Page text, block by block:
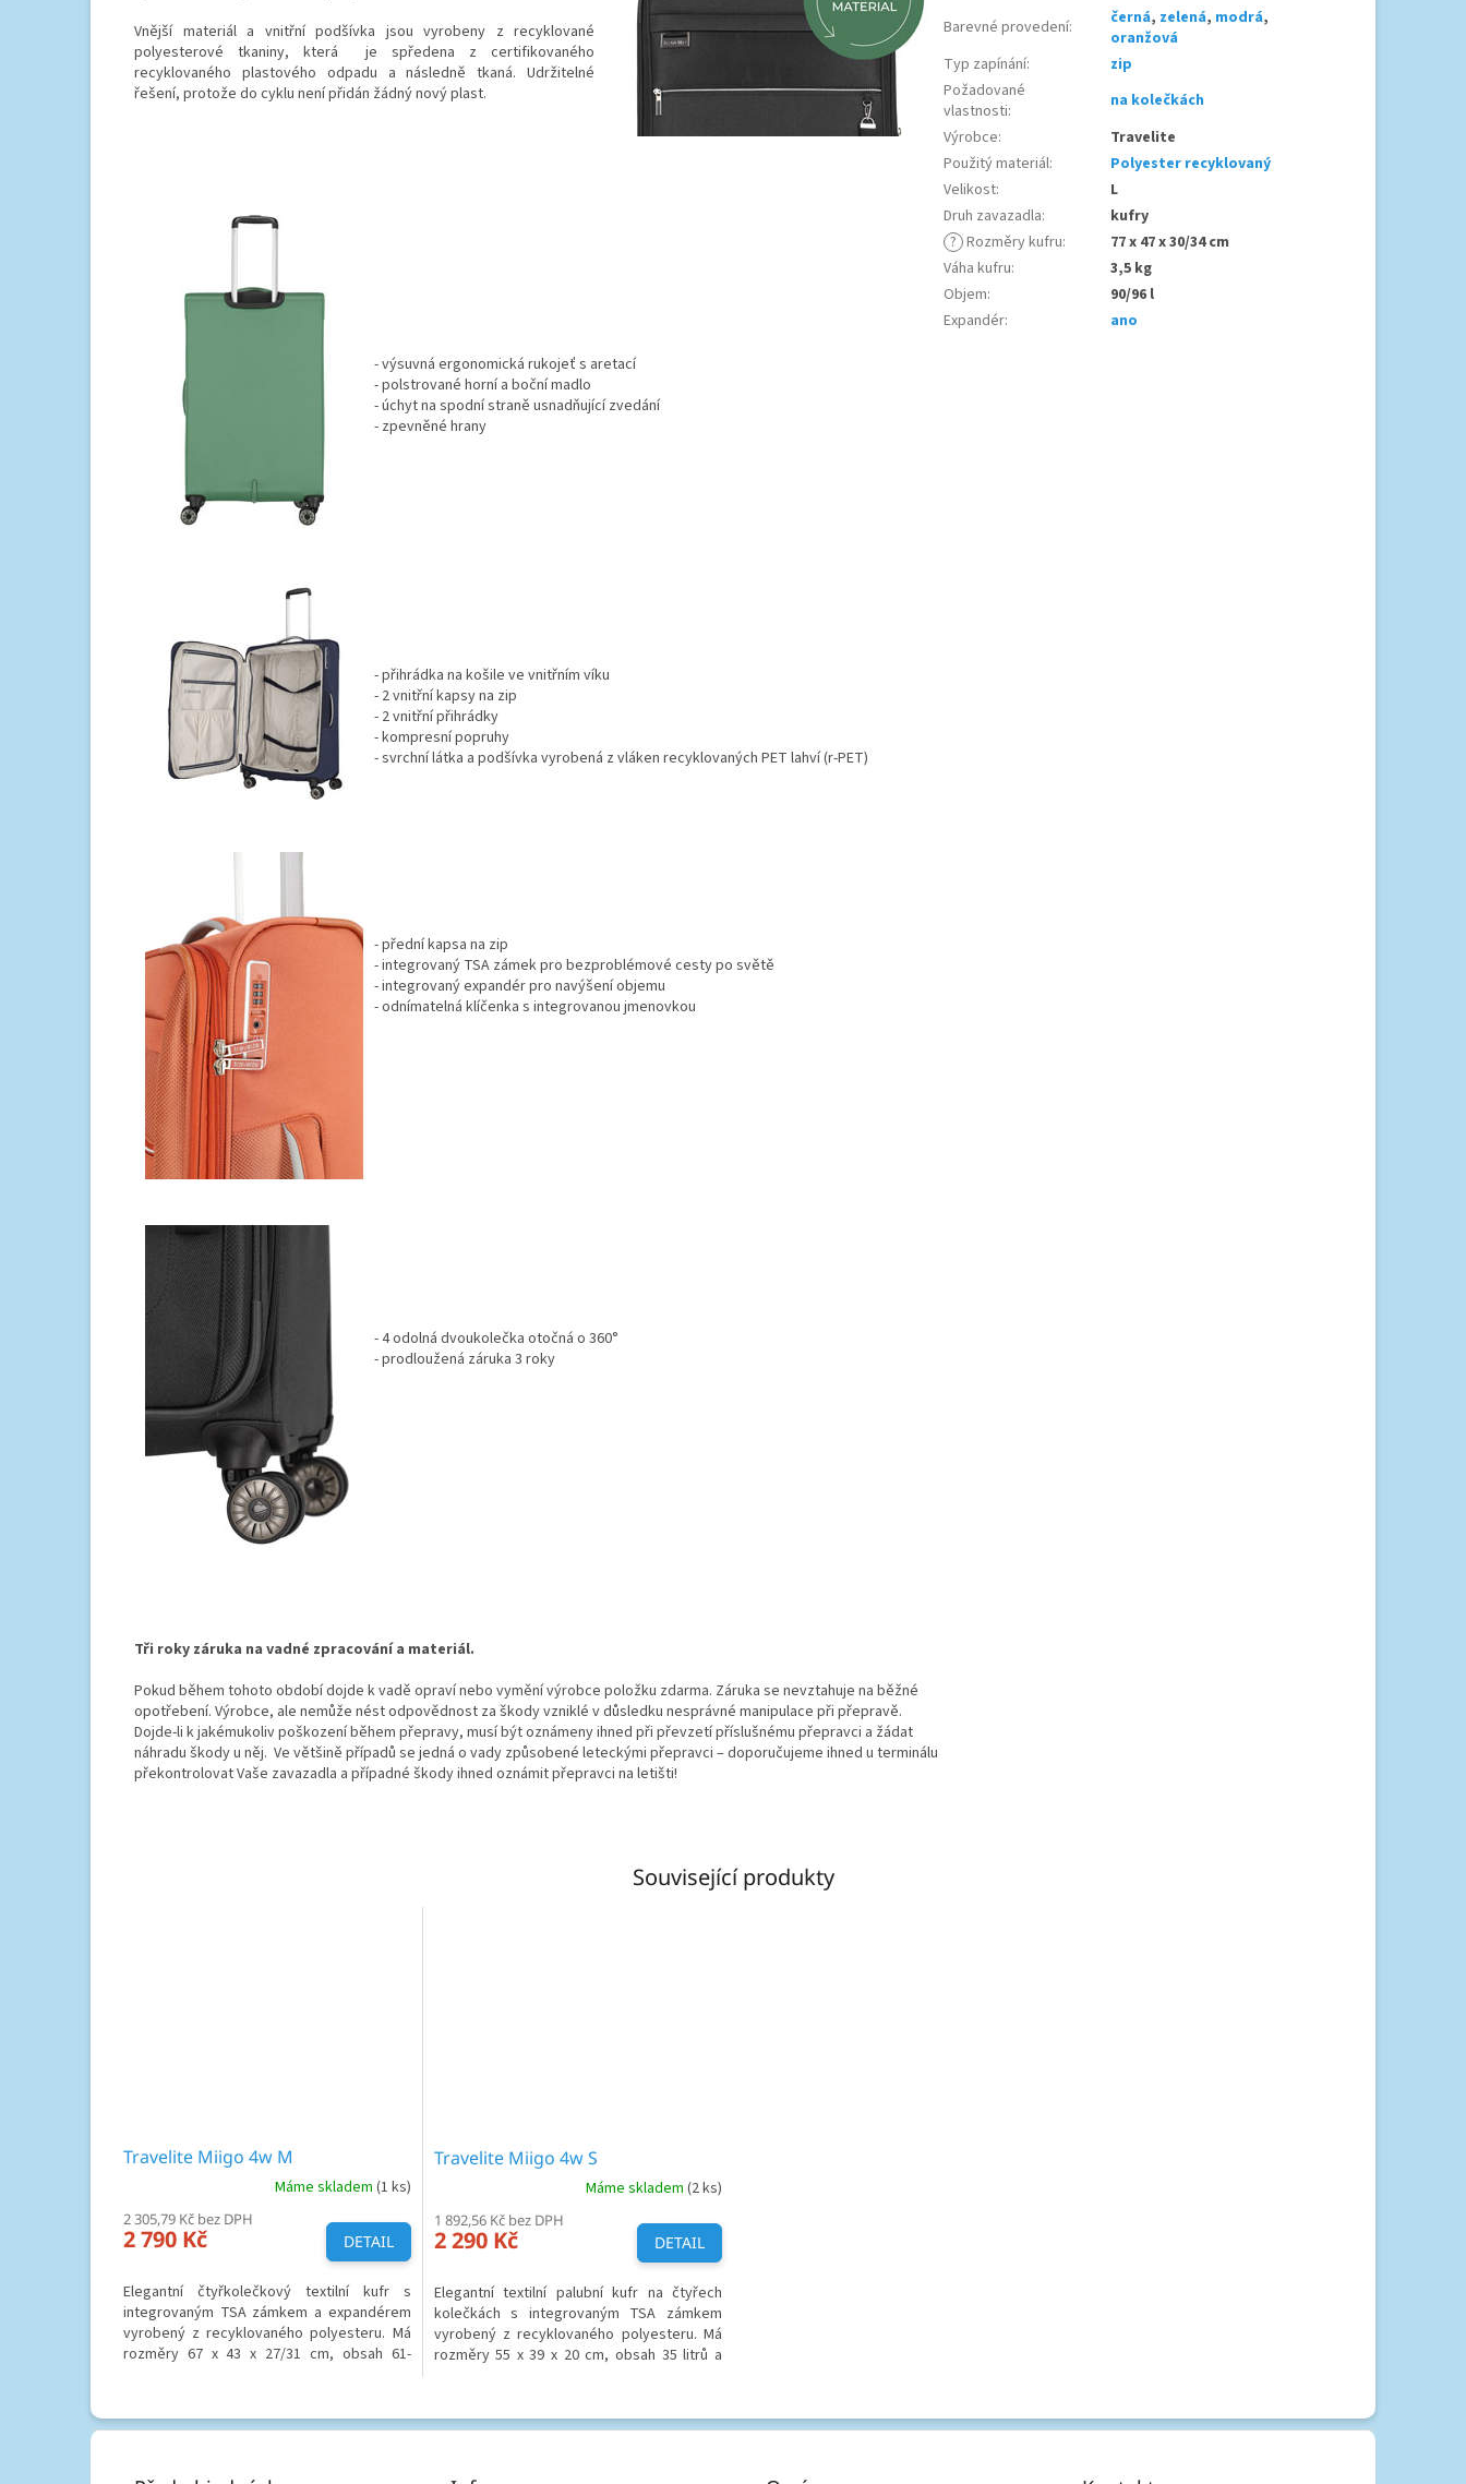
Související produkty
Travelite Miigo 4w M
Máme skladem (1 ks)
2 305,79 Kč bez DPH
2 790 Kč DETAIL
Elegantní čtyřkolečkový textilní kufr s
integrovaným TSA zámkem a expandérem
vyrobený z recyklovaného polyesteru. Má
rozměry 67 x 43 x 27/31 cm, obsah 61-
Travelite Miigo 4w S
Máme skladem (2 ks)
1 892,56 Kč bez DPH
2 290 Kč DETAIL
Elegantní textilní palubní kufr na čtyřech
kolečkách s integrovaným TSA zámkem
vyrobený z recyklovaného polyesteru. Má
rozměry 55 x 39 x 20 cm, obsah 35 litrů a
Vnější materiál a vnitřní podšívka jsou vyrobeny z recyklované
polyesterové tkaniny, která je spředena z certifikovaného
recyklovaného plastového odpadu a následně tkaná. Udržitelné
řešení, protože do cyklu není přidán žádný nový plast.
- výsuvná ergonomická rukojeť s aretací
- polstrované horní a boční madlo
- úchyt na spodní straně usnadňující zvedání
- zpevněné hrany
- přihrádka na košile ve vnitřním víku
- 2 vnitřní kapsy na zip
- 2 vnitřní přihrádky
- kompresní popruhy
- svrchní látka a podšívka vyrobená z vláken recyklovaných PET lahví (r-PET)
- přední kapsa na zip
- integrovaný TSA zámek pro bezproblémové cesty po světě
- integrovaný expandér pro navýšení objemu
- odnímatelná klíčenka s integrovanou jmenovkou
- 4 odolná dvoukolečka otočná o 360°
- prodloužená záruka 3 roky
Tři roky záruka na vadné zpracování a materiál.
Pokud během tohoto období dojde k vadě opraví nebo vymění výrobce položku zdarma. Záruka se nevztahuje na běžné
opotřebení. Výrobce, ale nemůže nést odpovědnost za škody vzniklé v důsledku nesprávné manipulace při přepravě.
Dojde-li k jakémukoliv poškození během přepravy, musí být oznámeny ihned při převzetí příslušnému přepravci a žádat
náhradu škody u něj. Ve většině případů se jedná o vady způsobené leteckými přepravci – doporučujeme ihned u terminálu
překontrolovat Vaše zavazadla a případné škody ihned oznámit přepravci na letišti!
Barevné provedení: černá, zelená, modrá,
oranžová
Typ zapínání:
zip
Požadované
vlastnosti:
na kolečkách
Výrobce:
Travelite
Použitý materiál:
Polyester recyklovaný
Velikost:
L
Druh zavazadla:
kufry
? Rozměry kufru:
77 x 47 x 30/34 cm
Váha kufru:
3,5 kg
Objem:
90/96 l
Expandér: ano